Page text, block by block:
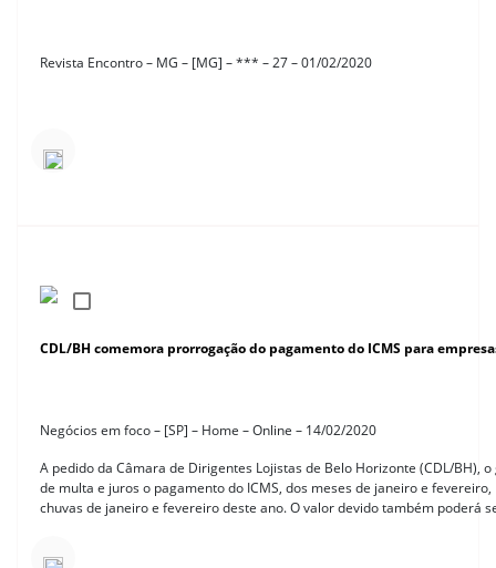
Revista Encontro – MG – [MG] – *** – 27 – 01/02/2020
CDL/BH comemora prorrogação do pagamento do ICMS para
Negócios em foco – [SP] – Home – Online – 14/02/2020
A pedido da Câmara de Dirigentes Lojistas de Belo Horizonte (CDL/BH),
de multa e juros o pagamento do ICMS, dos meses de janeiro e
chuvas de janeiro e fevereiro deste ano. O valor devido também poderá